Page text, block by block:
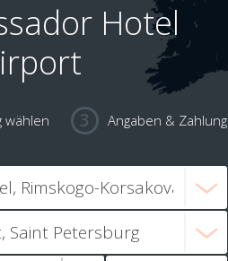
Hotel
wählen Angaben & Zahlung